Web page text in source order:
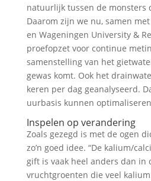
natuurlijk tussen de monsters
Daarom zijn we nu, samen
en Wageningen University &
proefopzet voor continue
samenstelling van het
gewas komt. Ook het
keren per dag geanalyseerd.
uurbasis kunnen
Inspelen op verandering
Zoals gezegd is met de ogen
zo’n goed idee. “De kalium/
gift is vaak heel anders dan in
vruchtgroenten die veel